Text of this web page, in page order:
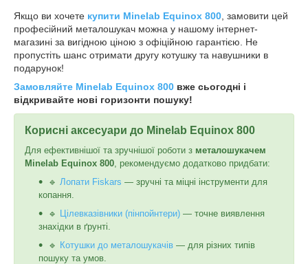
Якщо ви хочете купити Minelab Equinox 800 , замовити цей
професійний металошукач можна у нашому інтернет-
магазині за вигідною ціною з офіційною гарантією. Не
пропустіть шанс отримати другу котушку та навушники в
подарунок!
Замовляйте Minelab Equinox 800 вже сьогодні і
відкривайте нові горизонти пошуку!
Корисні аксесуари до Minelab Equinox 800
Для ефективнішої та зручнішої роботи з металошукачем
Minelab Equinox 800 , рекомендуємо додатково придбати:
🔹 Лопати Fiskars — зручні та міцні інструменти для
копання.
🔹 Цілевказівники (пінпойнтери) — точне виявлення
знахідки в ґрунті.
🔹 Котушки до металошукачів — для різних типів
пошуку та умов.